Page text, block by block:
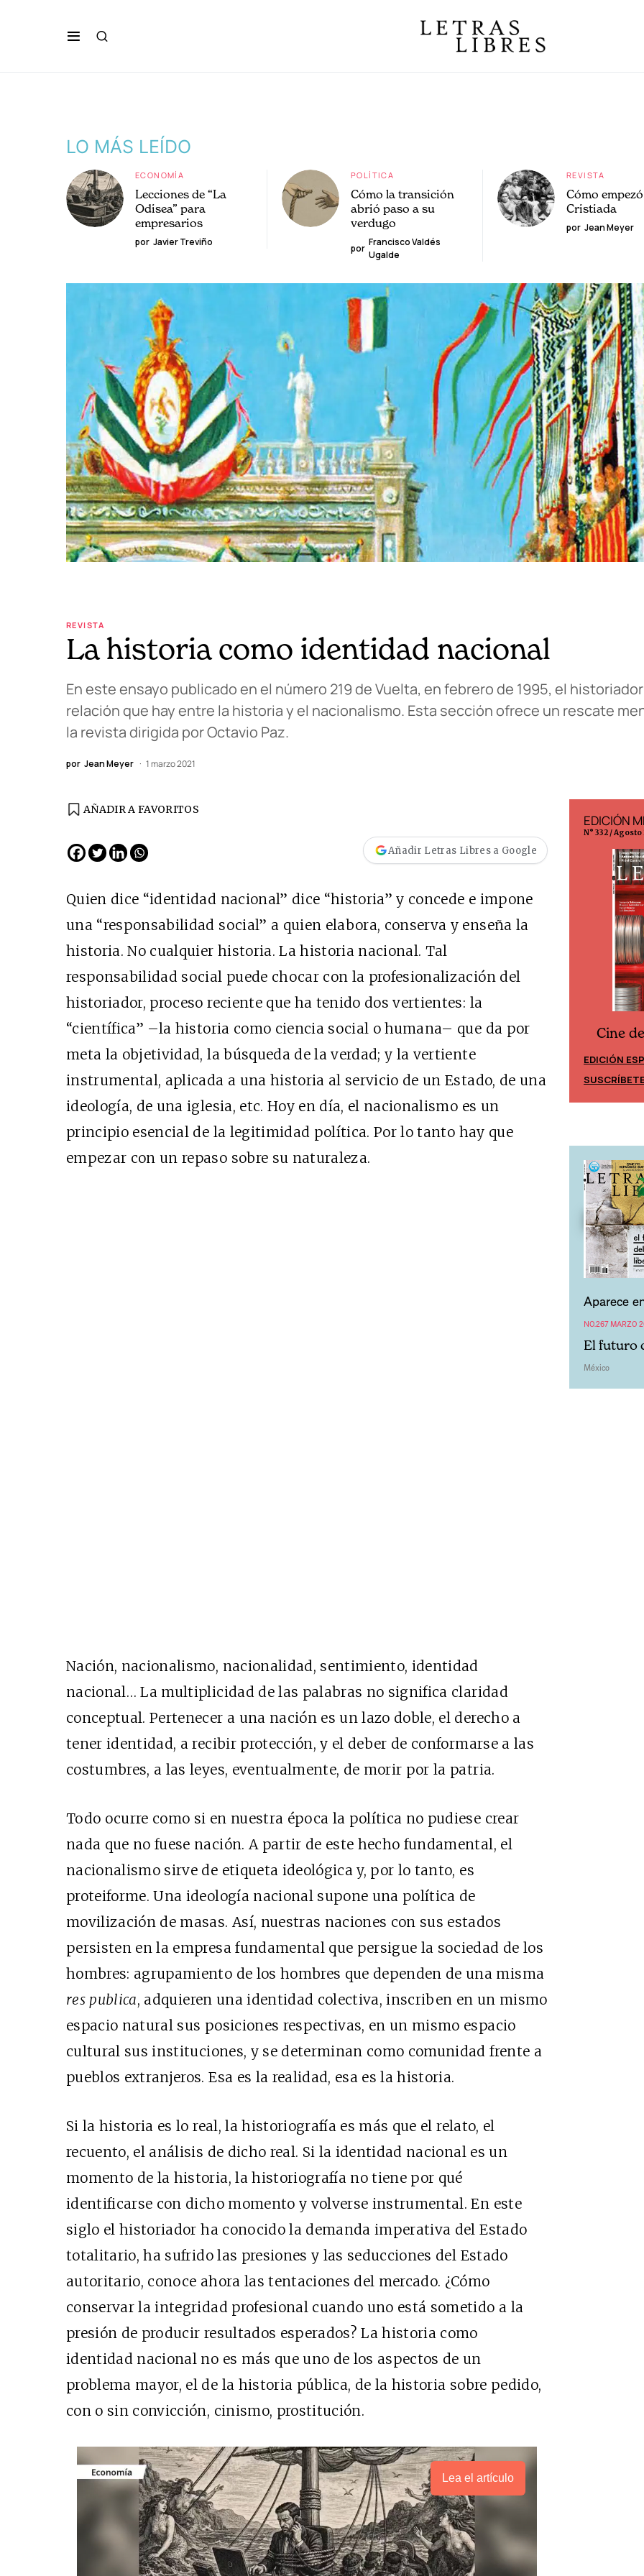
LO MÁS LEÍDO
ECONOMÍA
Lecciones de “La
Odisea” para
empresarios
por Javier Treviño
POLÍTICA
Cómo la transición
abrió paso a su
verdugo
por
Francisco Valdés
Ugalde
REVISTA
Cómo
Cristiada
por Jean Meyer
REVISTA
La historia como identidad nacional
En este ensayo publicado en el número 219 de Vuelta, en febrero de 1995, el
relación que hay entre la historia y el nacionalismo. Esta sección ofrece un rescate
la revista dirigida por Octavio Paz.
por Jean Meyer 1 marzo 2021
AÑADIR A FAVORITOS
Añadir Letras Libres a Google
Quien dice “identidad nacional” dice “historia” y concede e impone
una “responsabilidad social” a quien elabora, conserva y enseña la
historia. No cualquier historia. La historia nacional. Tal
responsabilidad social puede chocar con la profesionalización del
historiador, proceso reciente que ha tenido dos vertientes: la
“científica” –la historia como ciencia social o humana– que da por
meta la objetividad, la búsqueda de la verdad; y la vertiente
instrumental, aplicada a una historia al servicio de un Estado, de una
ideología, de una iglesia, etc. Hoy en día, el nacionalismo es un
principio esencial de la legitimidad política. Por lo tanto hay que
empezar con un repaso sobre su naturaleza.
Nación, nacionalismo, nacionalidad, sentimiento, identidad
nacional… La multiplicidad de las palabras no significa claridad
conceptual. Pertenecer a una nación es un lazo doble, el derecho a
tener identidad, a recibir protección, y el deber de conformarse a las
costumbres, a las leyes, eventualmente, de morir por la patria.
Todo ocurre como si en nuestra época la política no pudiese crear
nada que no fuese nación. A partir de este hecho fundamental, el
nacionalismo sirve de etiqueta ideológica y, por lo tanto, es
proteiforme. Una ideología nacional supone una política de
movilización de masas. Así, nuestras naciones con sus estados
persisten en la empresa fundamental que persigue la sociedad de los
hombres: agrupamiento de los hombres que dependen de una misma
res publica, adquieren una identidad colectiva, inscriben en un mismo
espacio natural sus posiciones respectivas, en un mismo espacio
cultural sus instituciones, y se determinan como comunidad frente a
pueblos extranjeros. Esa es la realidad, esa es la historia.
Si la historia es lo real, la historiografía es más que el relato, el
recuento, el análisis de dicho real. Si la identidad nacional es un
momento de la historia, la historiografía no tiene por qué
identificarse con dicho momento y volverse instrumental. En este
siglo el historiador ha conocido la demanda imperativa del Estado
totalitario, ha sufrido las presiones y las seducciones del Estado
autoritario, conoce ahora las tentaciones del mercado. ¿Cómo
conservar la integridad profesional cuando uno está sometido a la
presión de producir resultados esperados? La historia como
identidad nacional no es más que uno de los aspectos de un
problema mayor, el de la historia pública, de la historia sobre pedido,
con o sin convicción, cinismo, prostitución.
Lea el artículo
Cine desde los márgenes
EDICIÓN MÉXICO
SUSCRÍBETE
EDICIÓN
N° 332 / Agosto
Cine
EDICIÓN
Aparece
NO.267 MARZO
El futuro
México